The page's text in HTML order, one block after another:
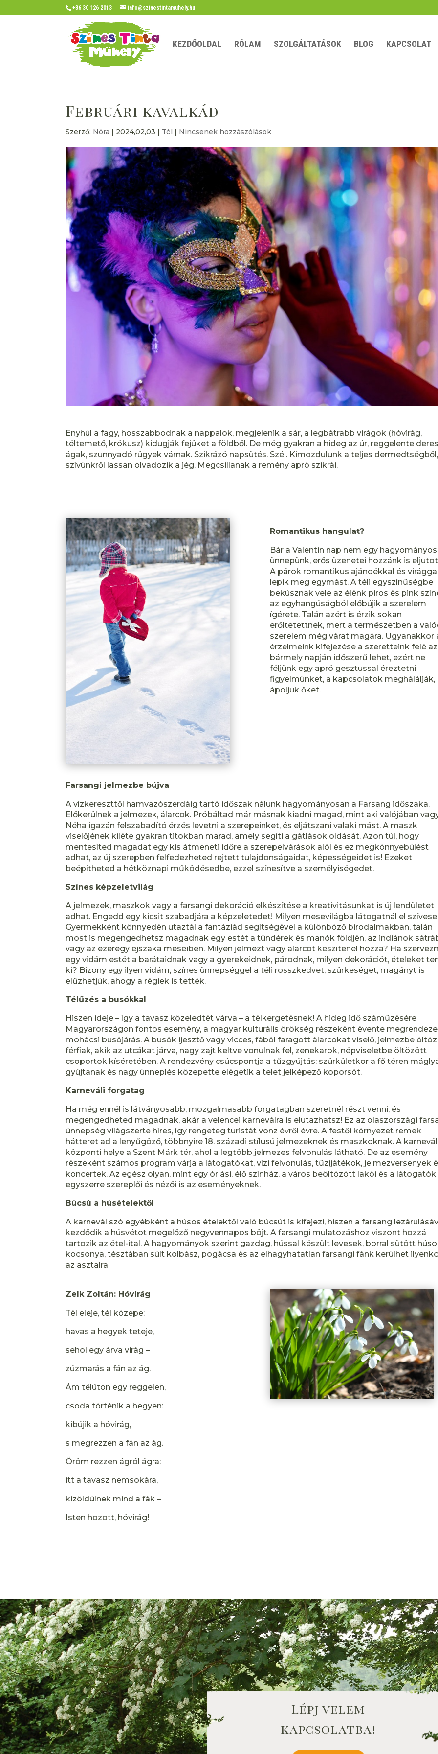
+36 30 126 2013 info@szinestintamuhely.hu
KEZDŐOLDAL RÓLAM SZOLGÁLTATÁSOK BLOG KAPCSOLAT
Februári kavalkád
Szerző: Nóra | 2024,02,03 | Tél | Nincsenek hozzászólások
Enyhül a fagy, hosszabbodnak a nappalok, megjelenik a sár, a legbátrabb virágok (hóvirág,
téltemető, krókusz) kidugják fejüket a földből. De még gyakran a hideg az úr, reggelente deres
ágak, szunnyadó rügyek várnak. Szikrázó napsütés. Szél. Kimozdulunk a teljes dermedtségből,
szívünkről lassan olvadozik a jég. Megcsillanak a remény apró szikrái.
Romantikus hangulat?
Bár a Valentin nap nem egy hagyományos
ünnepünk, erős üzenetei hozzánk is
A párok romantikus ajándékkal és virággal
lepik meg egymást. A téli egyszínűségbe
bekúsznak vele az élénk piros és pink
az egyhangúságból előbújik a szerelem
ígérete. Talán azért is érzik sokan
erőltetettnek, mert a természetben a
szerelem még várat magára. Ugyanakkor
érzelmeink kifejezése a szeretteink felé
bármely napján időszerű lehet, ezért ne
féljünk egy apró gesztussal éreztetni
figyelmünket, a kapcsolatok meghálálják,
ápoljuk őket.
Farsangi jelmezbe bújva
A vízkereszttől hamvazószerdáig tartó időszak nálunk hagyományosan a Farsang időszaka.
Előkerülnek a jelmezek, álarcok. Próbáltad már másnak kiadni magad, mint aki valójában
Néha igazán felszabadító érzés levetni a szerepeinket, és eljátszani valaki mást. A maszk
viselőjének kiléte gyakran titokban marad, amely segíti a gátlások oldását. Azon túl, hogy
mentesíted magadat egy kis átmeneti időre a szerepelvárások alól és ez megkönnyebülést
adhat, az új szerepben felfedezheted rejtett tulajdonságaidat, képességeidet is! Ezeket
beépítheted a hétköznapi működésedbe, ezzel színesítve a személyiségedet.
Színes képzeletvilág
A jelmezek, maszkok vagy a farsangi dekoráció elkészítése a kreativitásunkat is új lendületet
adhat. Engedd egy kicsit szabadjára a képzeletedet! Milyen mesevilágba látogatnál el
Gyermekként könnyedén utaztál a fantáziád segítségével a különböző birodalmakban, talán
most is megengedhetsz magadnak egy estét a tündérek és manók földjén, az indiánok
vagy az ezeregy éjszaka meséiben. Milyen jelmezt vagy álarcot készítenél hozzá? Ha
egy vidám estét a barátaidnak vagy a gyerekeidnek, párodnak, milyen dekorációt, ételeket
ki? Bizony egy ilyen vidám, színes ünnepséggel a téli rosszkedvet, szürkeséget, magányt is
elűzhetjük, ahogy a régiek is tették.
Télűzés a busókkal
Hiszen ideje – így a tavasz közeledtét várva – a télkergetésnek! A hideg idő száműzésére
Magyarországon fontos esemény, a magyar kulturális örökség részeként évente
mohácsi busójárás. A busók ijesztő vagy vicces, fából faragott álarcokat viselő, jelmezbe
férfiak, akik az utcákat járva, nagy zajt keltve vonulnak fel, zenekarok, népviseletbe öltözött
csoportok kíséretében. A rendezvény csúcspontja a tűzgyújtás: szürkületkor a fő téren
gyújtanak és nagy ünneplés közepette elégetik a telet jelképező koporsót.
Karneváli forgatag
Ha még ennél is látványosabb, mozgalmasabb forgatagban szeretnél részt venni, és
megengedheted magadnak, akár a velencei karneválra is elutazhatsz! Ez az olaszországi
ünnepség világszerte híres, így rengeteg turistát vonz évről évre. A festői környezet remek
hátteret ad a lenyűgöző, többnyire 18. századi stílusú jelmezeknek és maszkoknak. A karnevál
központi helye a Szent Márk tér, ahol a legtöbb jelmezes felvonulás látható. De az esemény
részeként számos program várja a látogatókat, vízi felvonulás, tűzijátékok, jelmezversenyek
koncertek. Az egész olyan, mint egy óriási, élő színház, a város beöltözött lakói és a látogatók
egyszerre szereplői és nézői is az eseményeknek.
Búcsú a húsételektől
A karnevál szó egyébként a húsos ételektől való búcsút is kifejezi, hiszen a farsang
kezdődik a húsvétot megelőző negyvennapos böjt. A farsangi mulatozáshoz viszont hozzá
tartozik az étel-ital. A hagyományok szerint gazdag, hússal készült levesek, borral sütött
kocsonya, tésztában sült kolbász, pogácsa és az elhagyhatatlan farsangi fánk kerülhet
az asztalra.
Zelk Zoltán: Hóvirág
Tél eleje, tél közepe:
havas a hegyek teteje,
sehol egy árva virág –
zúzmarás a fán az ág.
Ám télúton egy reggelen,
csoda történik a hegyen:
kibújik a hóvirág,
s megrezzen a fán az ág.
Öröm rezzen ágról ágra:
itt a tavasz nemsokára,
kizöldülnek mind a fák –
Isten hozott, hóvirág!
Lépj velem
kapcsolatba!